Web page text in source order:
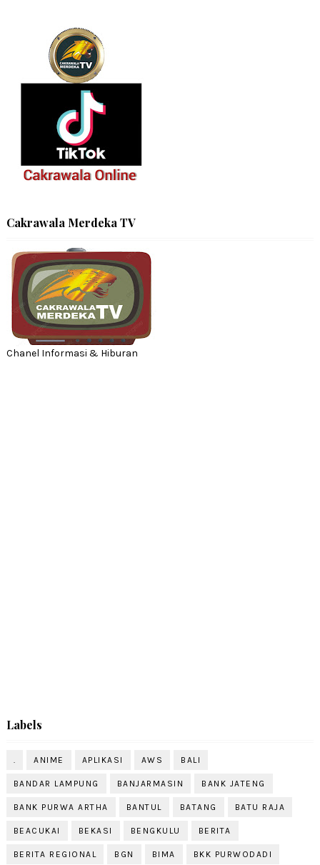
Cakrawala Merdeka TV
Chanel Informasi & Hiburan
Labels
. ANIME APLIKASI AWS BALI
BANDAR LAMPUNG BANJARMASIN BANK JATENG
BANK PURWA ARTHA BANTUL BATANG BATU RAJA
BEACUKAI BEKASI BENGKULU BERITA
BERITA REGIONAL BGN BIMA BKK PURWODADI